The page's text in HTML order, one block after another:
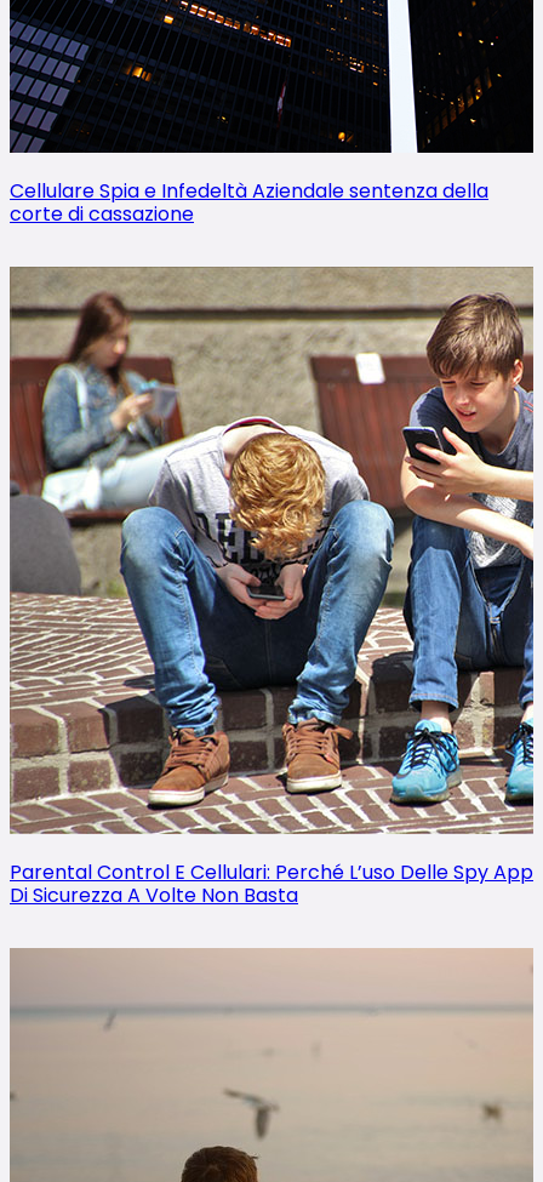
Cellulare Spia e Infedeltà Aziendale sentenza della
corte di cassazione
Parental Control E Cellulari: Perché L’uso Delle Spy App
Di Sicurezza A Volte Non Basta